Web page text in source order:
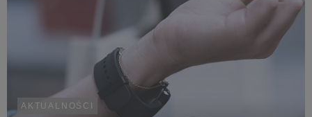
AKTUALNOŚCI